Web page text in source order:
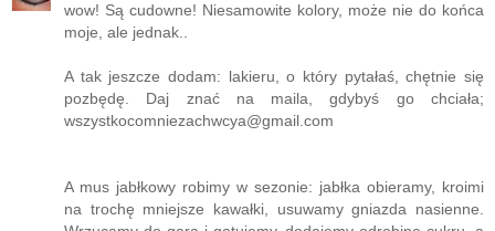
wow! Są cudowne! Niesamowite kolory, może nie do końca
moje, ale jednak..
A tak jeszcze dodam: lakieru, o który pytałaś, chętnie się
pozbędę. Daj znać na maila, gdybyś go chciała;
wszystkocomniezachwcya@gmail.com
A mus jabłkowy robimy w sezonie: jabłka obieramy, kroimi
na trochę mniejsze kawałki, usuwamy gniazda nasienne.